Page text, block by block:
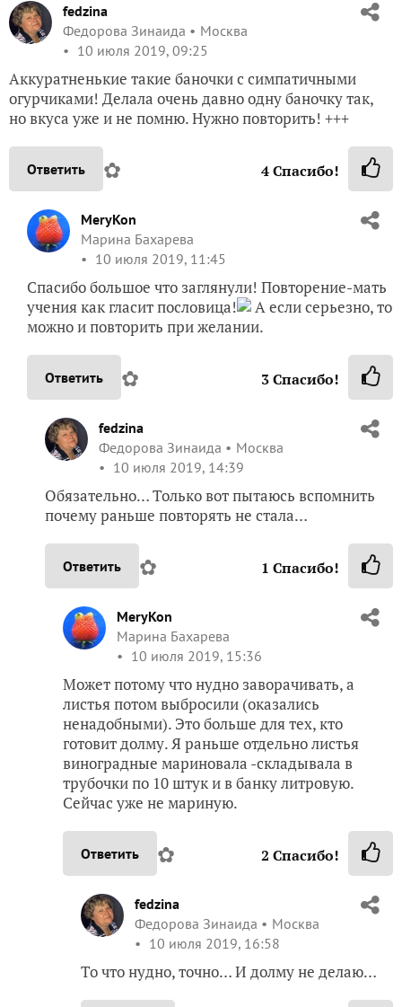
fedzina
Федорова Зинаида
Москва
10 июля 2019, 09:25
Аккуратненькие такие баночки с симпатичными
огурчиками! Делала очень давно одну баночку так,
но вкуса уже и не помню. Нужно повторить! +++
Ответить ✿ 4Спасибо!
MeryKon
Марина Бахарева
10 июля 2019, 11:45
Спасибо большое что заглянули! Повторение-мать
учения как гласит пословица!
А если серьезно, то
можно и повторить при желании.
Ответить ✿ 3Спасибо!
fedzina
Федорова Зинаида
Москва
10 июля 2019, 14:39
Обязательно… Только вот пытаюсь вспомнить
почему раньше повторять не стала…
Ответить ✿ 1 Спасибо!
MeryKon
Марина Бахарева
10 июля 2019, 15:36
Может потому что нудно заворачивать, а
листья потом выбросили (оказались
ненадобными). Это больше для тех, кто
готовит долму. Я раньше отдельно листья
виноградные мариновала -складывала в
трубочки по 10 штук и в банку литровую.
Сейчас уже не мариную.
Ответить ✿ 2 Спасибо!
fedzina
Федорова Зинаида
Москва
10 июля 2019, 16:58
То что нудно, точно… И долму не делаю…